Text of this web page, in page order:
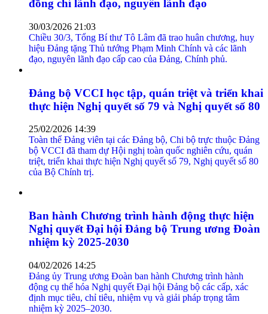
đồng chí lãnh đạo, nguyên lãnh đạo
30/03/2026 21:03
Chiều 30/3, Tổng Bí thư Tô Lâm đã trao huân chương, huy
hiệu Đảng tặng Thủ tướng Phạm Minh Chính và các lãnh
đạo, nguyên lãnh đạo cấp cao của Đảng, Chính phủ.
Đảng bộ VCCI học tập, quán triệt và triển khai
thực hiện Nghị quyết số 79 và Nghị quyết số 80
25/02/2026 14:39
Toàn thể Đảng viên tại các Đảng bộ, Chi bộ trực thuộc Đảng
bộ VCCI đã tham dự Hội nghị toàn quốc nghiên cứu, quán
triệt, triển khai thực hiện Nghị quyết số 79, Nghị quyết số 80
của Bộ Chính trị.
Ban hành Chương trình hành động thực hiện
Nghị quyết Đại hội Đảng bộ Trung ương Đoàn
nhiệm kỳ 2025-2030
04/02/2026 14:25
Đảng ủy Trung ương Đoàn ban hành Chương trình hành
động cụ thể hóa Nghị quyết Đại hội Đảng bộ các cấp, xác
định mục tiêu, chỉ tiêu, nhiệm vụ và giải pháp trọng tâm
nhiệm kỳ 2025–2030.